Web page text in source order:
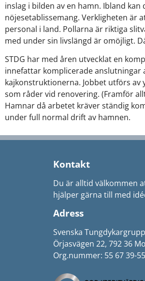
inslag i bilden av en hamn. Ibland
nöjesetablissemang. Verkligheten är
personal i land. Pollarna är riktiga
med under sin livslängd är omöjligt.
STDG har med åren utvecklat en
innefattar komplicerade anslutningar
kajkonstruktionerna. Jobbet utförs
som råder vid renovering. (Framför
Hamnar då arbetet kräver ständig
under full normal drift av hamnen.
Kontakt
Du är alltid välkommen
hjälper gärna till med
Adress
Svenska
Örjasvägen 22, 792 36
Org.nummer: 55 67 39-